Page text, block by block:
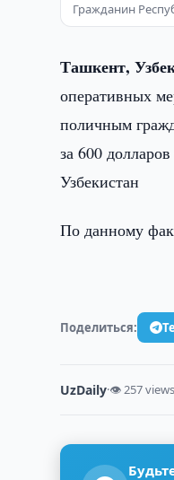
Гражданин
Ташкент,
оперативных
поличным
за 600
Узбекистан
По данному
Поделиться:
UzDaily·👁 257 views